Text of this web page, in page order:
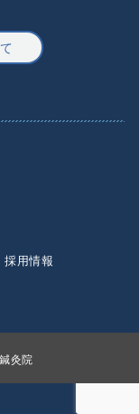
採用情報
灸院